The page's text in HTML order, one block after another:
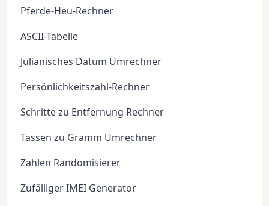
Pferde-Heu-Rechner
ASCII-Tabelle
Julianisches Datum Umrechner
Persönlichkeitszahl-Rechner
Schritte zu Entfernung Rechner
Tassen zu Gramm Umrechner
Zahlen Randomisierer
Zufälliger IMEI Generator